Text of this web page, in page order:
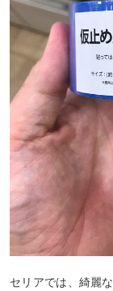
セリアでは、綺麗